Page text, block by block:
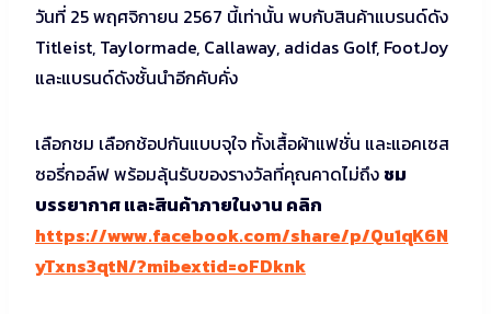
วันที่ 25 พฤศจิกายน 2567 นี้เท่านั้น พบกับสินค้าแบรนด์ดัง
Titleist, Taylormade, Callaway, adidas Golf, FootJoy
และแบรนด์ดังชั้นนำอีกคับคั่ง
เลือกชม เลือกช้อปกันแบบจุใจ ทั้งเสื้อผ้าแฟชั่น และแอคเซส
ซอรี่กอล์ฟ พร้อมลุ้นรับของรางวัลที่คุณคาดไม่ถึงชม
บรรยากาศ และสินค้าภายในงาน คลิก
https://www.facebook.com/share/p/Qu1qK6N
yTxns3qtN/?mibextid=oFDknk